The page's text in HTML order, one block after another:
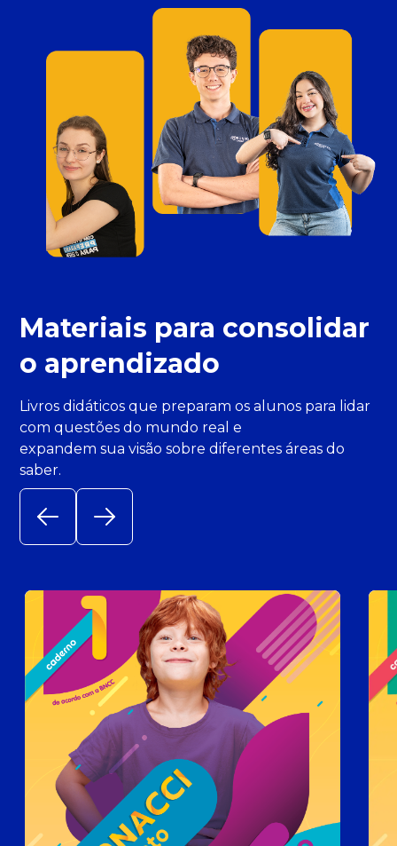
Materiais para consolidar
o aprendizado
Livros didáticos que preparam os alunos para lidar
com questões do mundo real e
expandem sua visão sobre diferentes áreas do
saber.